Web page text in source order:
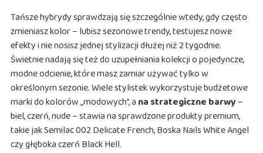
Tańsze hybrydy sprawdzają się szczególnie wtedy, gdy często
zmieniasz kolor – lubisz sezonowe trendy, testujesz nowe
efekty i nie nosisz jednej stylizacji dłużej niż 2 tygodnie.
Świetnie nadają się też do uzupełniania kolekcji o pojedyncze,
modne odcienie, które masz zamiar używać tylko w
określonym sezonie. Wiele stylistek wykorzystuje budżetowe
marki do kolorów „modowych”, a na strategiczne barwy –
biel, czerń, nude – stawia na sprawdzone produkty premium,
takie jak Semilac 002 Delicate French, Boska Nails White Angel
czy głęboka czerń Black Hell.